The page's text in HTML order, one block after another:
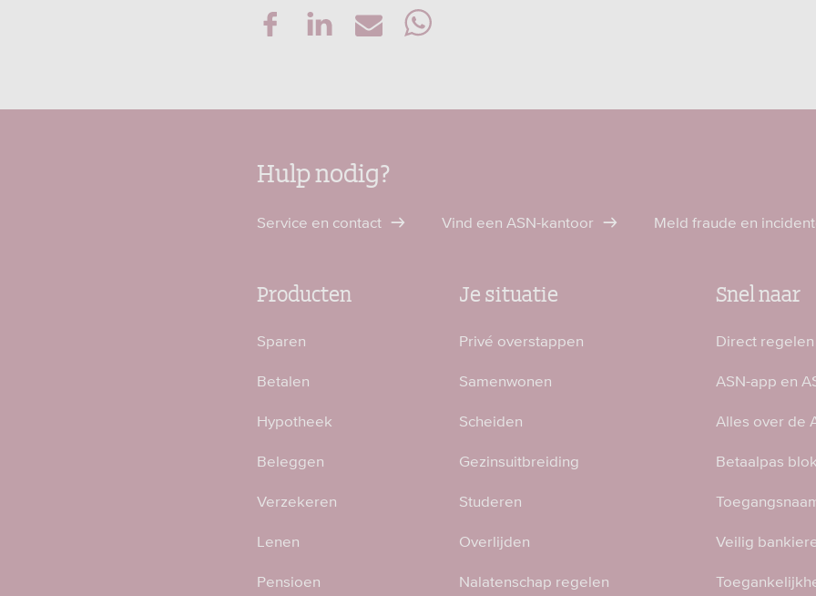
Hulp nodig?
Service en contact Vind een ASN-kantoor Meld fraude en
Producten
Sparen
Betalen
Hypotheek
Beleggen
Verzekeren
Lenen
Pensioen
Je situatie
Privé overstappen
Samenwonen
Scheiden
Gezinsuitbreiding
Studeren
Overlijden
Nalatenschap regelen
Snel naar
Direct regelen
ASN-app en
Alles over de
Betaalpas
Veilig